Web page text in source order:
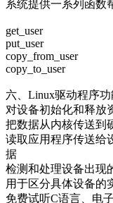
系统提供一系列函数
get_user
put_user
copy_from_user
copy_to_user
六、Linux驱动程序功
对设备初始化和释放
把数据从内核传送到
读取应用程序传送给
据
检测和处理设备出现
用于区分具体设备的
免费试听C语言、电